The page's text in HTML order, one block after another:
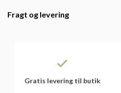
Fragt og levering
Gratis levering til butik